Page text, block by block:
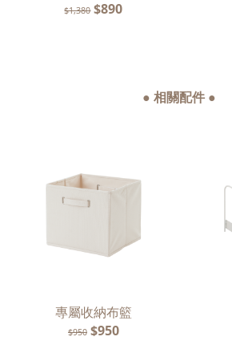
$1,380 $890
● 相關配件 ●
專屬收納布籃
$950 $950